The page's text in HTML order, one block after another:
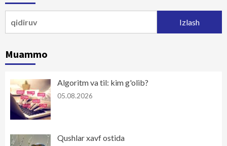
Muammo
Algoritm va til: kim g'olib?
05.08.2026
Qushlar xavf ostida